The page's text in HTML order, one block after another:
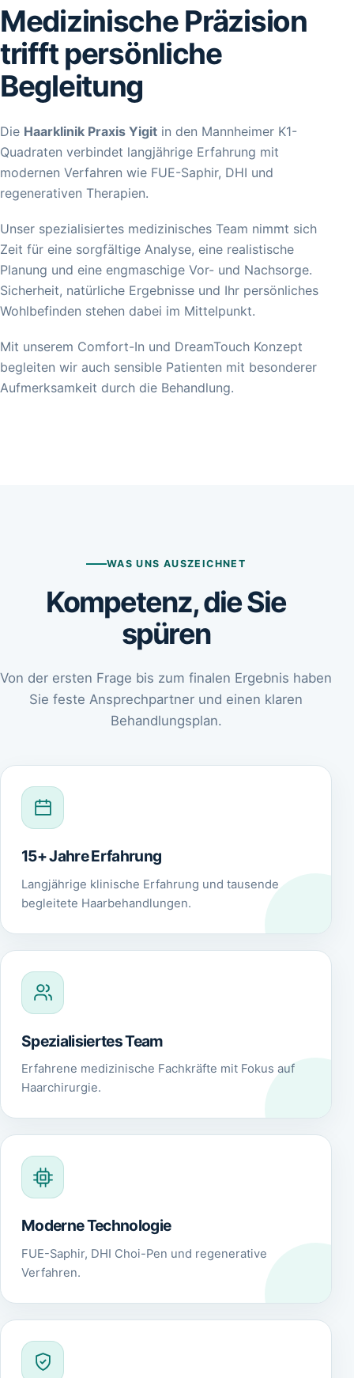
Medizinische Präzision
trifft persönliche
Begleitung
Die Haarklinik Praxis Yigit in den Mannheimer K1-
Quadraten verbindet langjährige Erfahrung mit
modernen Verfahren wie FUE-Saphir, DHI und
regenerativen Therapien.
Unser spezialisiertes medizinisches Team nimmt sich
Zeit für eine sorgfältige Analyse, eine realistische
Planung und eine engmaschige Vor- und Nachsorge.
Sicherheit, natürliche Ergebnisse und Ihr persönliches
Wohlbefinden stehen dabei im Mittelpunkt.
Mit unserem Comfort-In und DreamTouch Konzept
begleiten wir auch sensible Patienten mit besonderer
Aufmerksamkeit durch die Behandlung.
WAS UNS AUSZEICHNET
Kompetenz, die Sie
spüren
Von der ersten Frage bis zum finalen Ergebnis haben
Sie feste Ansprechpartner und einen klaren
Behandlungsplan.
15+ Jahre Erfahrung
Langjährige klinische Erfahrung und tausende
begleitete Haarbehandlungen.
Spezialisiertes Team
Erfahrene medizinische Fachkräfte mit Fokus auf
Haarchirurgie.
Moderne Technologie
FUE-Saphir, DHI Choi-Pen und regenerative
Verfahren.